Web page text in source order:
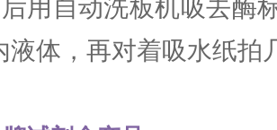
用自动洗板机吸去酶
液体，再对着吸水纸拍